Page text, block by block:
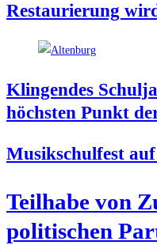
Restau­rie­rung
Klin­gen­des
höchs­ten Punkt
Musik­schul­fest
Teil­ha­be von
poli­ti­schen